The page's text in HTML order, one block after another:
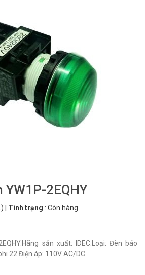
2EQHY
Tình trạng : Còn hàng
sản xuất: IDEC.Loại: Đèn báo
22.Điện áp: 110V AC/DC.